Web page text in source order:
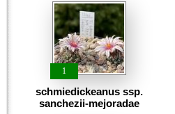
1
schmiedickeanus ssp.
sanchezii-mejoradae